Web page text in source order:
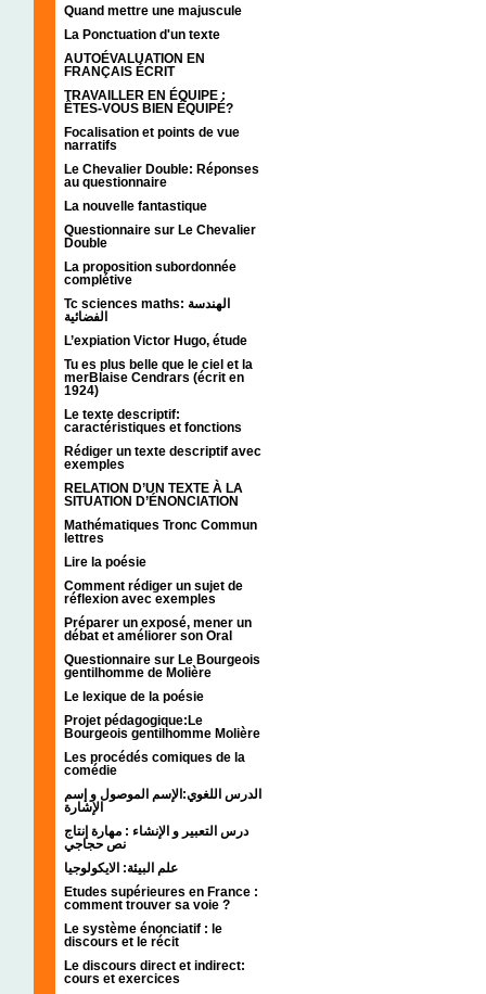
Quand mettre une majuscule
La Ponctuation d'un texte
AUTOÉVALUATION EN
FRANÇAIS ÉCRIT
TRAVAILLER EN ÉQUIPE :
ÊTES-VOUS BIEN ÉQUIPÉ?
Focalisation et points de vue
narratifs
Le Chevalier Double: Réponses
au questionnaire
La nouvelle fantastique
Questionnaire sur Le Chevalier
Double
La proposition subordonnée
complétive
Tc sciences maths: الهندسة
الفضائية
L’expiation Victor Hugo, étude
Tu es plus belle que le ciel et la
merBlaise Cendrars (écrit en
1924)
Le texte descriptif:
caractéristiques et fonctions
Rédiger un texte descriptif avec
exemples
RELATION D’UN TEXTE À LA
SITUATION D’ÉNONCIATION
Mathématiques Tronc Commun
lettres
Lire la poésie
Comment rédiger un sujet de
réflexion avec exemples
Préparer un exposé, mener un
débat et améliorer son Oral
Questionnaire sur Le Bourgeois
gentilhomme de Molière
Le lexique de la poésie
Projet pédagogique:Le
Bourgeois gentilhomme Molière
Les procédés comiques de la
comédie
الدرس اللغوي:الإسم الموصول و إسم
الإشارة
درس التعبير و الإنشاء : مهارة إنتاج
نص حجاجي
علم البيئة: الايكولوجيا
Etudes supérieures en France :
comment trouver sa voie ?
Le système énonciatif : le
discours et le récit
Le discours direct et indirect:
cours et exercices